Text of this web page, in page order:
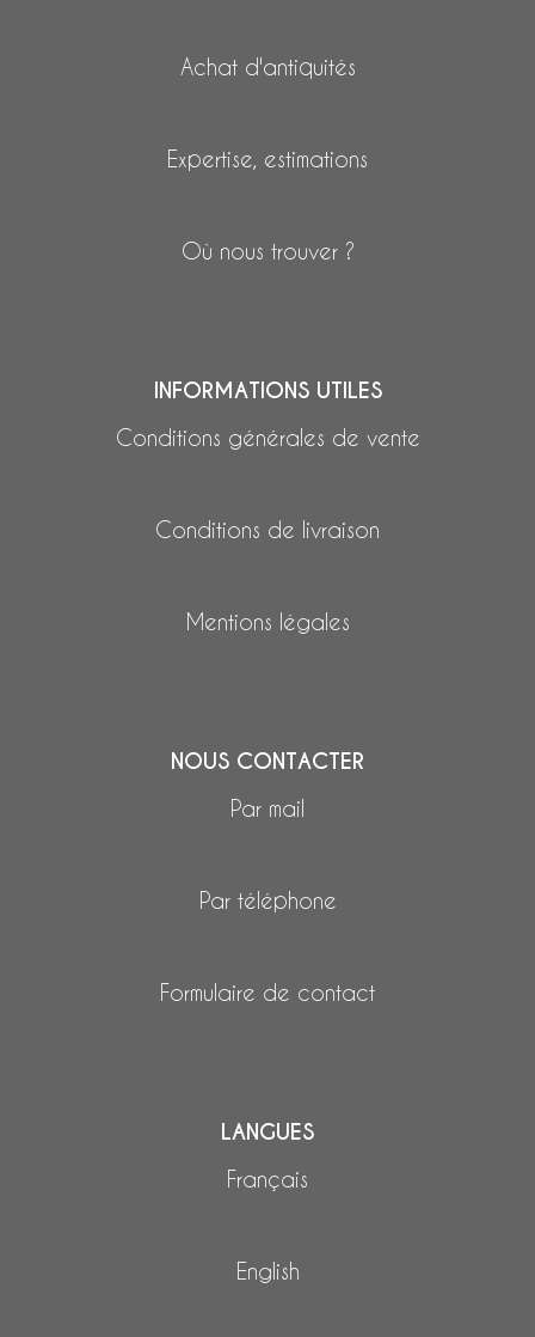
Achat d'antiquités
Expertise, estimations
Où nous trouver ?
INFORMATIONS UTILES
Conditions générales de vente
Conditions de livraison
Mentions légales
NOUS CONTACTER
Par mail
Par téléphone
Formulaire de contact
LANGUES
Français
English